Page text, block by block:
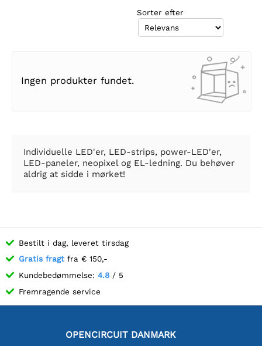
Sorter efter
Ingen produkter fundet.
Individuelle LED'er, LED-strips, power-LED'er,
LED-paneler, neopixel og EL-ledning. Du behøver
aldrig at sidde i mørket!
Bestilt i dag, leveret tirsdag
Gratis fragt fra € 150,-
Kundebedømmelse: 4.8 / 5
Fremragende service
OPENCIRCUIT DANMARK